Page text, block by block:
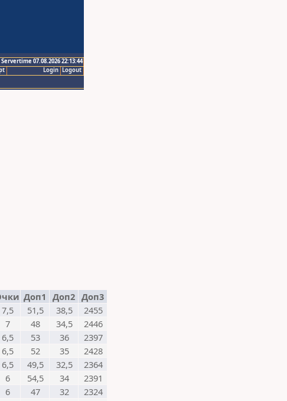
Servertime 07.08.2026 22:13:44
Logout
Login
Доп1 Доп2 Доп3
7,5 51,5 38,5
2455
7 48 34,5
2446
6,5 53 36
2397
6,5 52 35
2428
6,5 49,5 32,5
2364
6 54,5 34
2391
6 47 32
2324